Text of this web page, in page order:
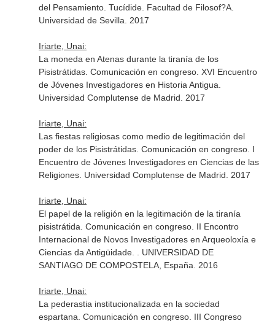
del Pensamiento. Tucídide. Facultad de Filosof?A.
Universidad de Sevilla. 2017
Iriarte, Unai:
La moneda en Atenas durante la tiranía de los
Pisistrátidas. Comunicación en congreso. XVI Encuentro
de Jóvenes Investigadores en Historia Antigua.
Universidad Complutense de Madrid. 2017
Iriarte, Unai:
Las fiestas religiosas como medio de legitimación del
poder de los Pisistrátidas. Comunicación en congreso. I
Encuentro de Jóvenes Investigadores en Ciencias de las
Religiones. Universidad Complutense de Madrid. 2017
Iriarte, Unai:
El papel de la religión en la legitimación de la tiranía
pisistrátida. Comunicación en congreso. II Encontro
Internacional de Novos Investigadores en Arqueoloxía e
Ciencias da Antigüidade. . UNIVERSIDAD DE
SANTIAGO DE COMPOSTELA, España. 2016
Iriarte, Unai:
La pederastia institucionalizada en la sociedad
espartana. Comunicación en congreso. III Congreso